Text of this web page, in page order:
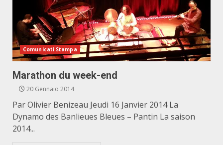
Comunicati Stampa
Marathon du week-end
20 Gennaio 2014
Par Olivier Benizeau Jeudi 16 Janvier 2014 La
Dynamo des Banlieues Bleues – Pantin La saison
2014...